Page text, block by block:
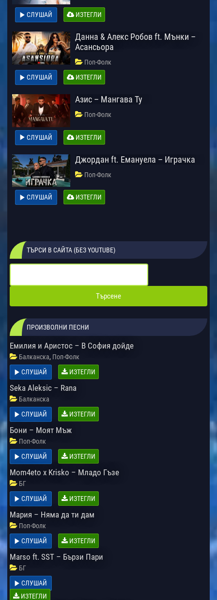
СЛУШАЙ ИЗТЕГЛИ
Данна & Алекс Робов ft. Мънки –
Асансьора
Поп-Фолк
СЛУШАЙ
ИЗТЕГЛИ
Азис – Мангава Ту
Поп-Фолк
СЛУШАЙ ИЗТЕГЛИ
Джордан ft. Емануела – Играчка
Поп-Фолк
СЛУШАЙ ИЗТЕГЛИ
ТЪРСИ В САЙТА (БЕЗ YOUTUBE)
ПРОИЗВОЛНИ ПЕСНИ
Емилия и Аристос – В София дойде
Балканска, Поп-Фолк
СЛУШАЙ
ИЗТЕГЛИ
Seka Aleksic – Rana
Балканска
СЛУШАЙ
ИЗТЕГЛИ
Бони – Моят Мъж
Поп-Фолк
СЛУШАЙ
ИЗТЕГЛИ
Mom4eto x Krisko – Младо Гъзе
БГ
СЛУШАЙ
ИЗТЕГЛИ
Мария – Няма да ти дам
Поп-Фолк
СЛУШАЙ
ИЗТЕГЛИ
Marso ft. SST – Бързи Пари
БГ
СЛУШАЙ
ИЗТЕГЛИ